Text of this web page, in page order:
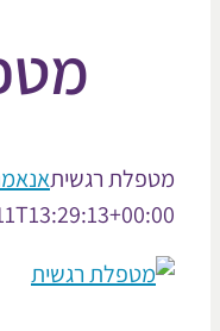
רגשיתאנאמה טל